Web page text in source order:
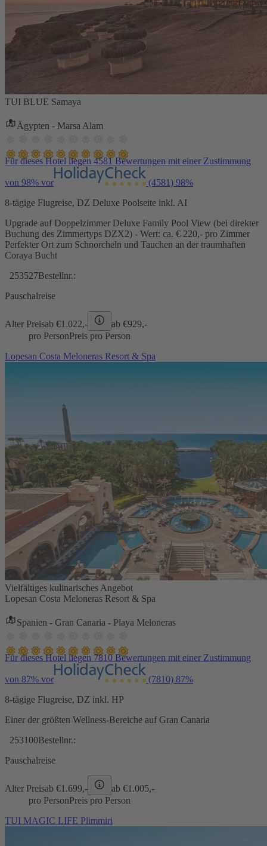
TUI BLUE Samaya
Ägypten - Marsa Alam
Für dieses Hotel liegen 4581 Bewertungen mit einer Zustimmung
von 98% vor (4581) 98%
8-tägige Flugreise, DZ Deluxe Poolseite inkl. AI
Upgrade auf Doppelzimmer Deluxe Family Pool View (bei direkter
Buchung des Zimmertyps DZX2) - Wert: ca. € 220,- pro Zimmer
Perfekter Ort zum Schnorcheln und Tauchen an der traumhaften
Coraya Bucht
253527Bestellnr.:
Pauschalreise
Alter Preisab €1.022,- ab €929,-
pro PersonPreis pro Person
Lopesan Costa Meloneras Resort & Spa
Vielfältiges kulinarisches Angebot
Lopesan Costa Meloneras Resort & Spa
Spanien - Gran Canaria - Playa Meloneras
Für dieses Hotel liegen 7810 Bewertungen mit einer Zustimmung
von 87% vor (7810) 87%
8-tägige Flugreise, DZ inkl. HP
Einer der größten Wellness-Bereiche auf Gran Canaria
253100Bestellnr.:
Pauschalreise
Alter Preisab €1.699,- ab €1.005,-
pro PersonPreis pro Person
TUI MAGIC LIFE Plimmiri